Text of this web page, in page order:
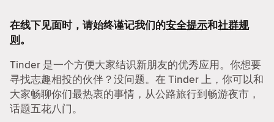
在线下见面时，请始终谨记我们的安全提示和社群规
则。
Tinder 是一个方便大家结识新朋友的优秀应用。你想要
寻找志趣相投的伙伴？没问题。在 Tinder 上，你可以和
大家畅聊你们最热衷的事情，从公路旅行到畅游夜市，
话题五花八门。